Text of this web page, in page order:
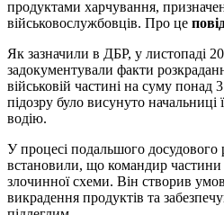
продуктами харчування,
військовослужбовців. Про це
Як зазначили в ДБР, у листопаді
задокументували факти
військовій частині на суму понад
підозру було висунуто начальниці
водію.
У процесі подальшого досудового
встановили, що командир частини
злочинної схеми. Він створив
викрадення продуктів та